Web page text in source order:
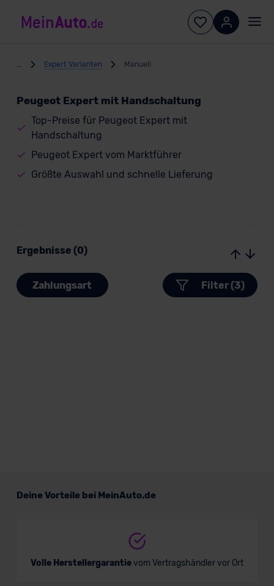
Expert Varianten Manuell
Peugeot Expert mit Handschaltung
Top-Preise für Peugeot Expert mit
Handschaltung
Peugeot Expert vom Marktführer
Größte Auswahl und schnelle Lieferung
Ergebnisse (0)
Zahlungsart Filter (3)
Deine Vorteile bei MeinAuto.de
Volle Herstellergarantievom Vertragshändler vor Ort